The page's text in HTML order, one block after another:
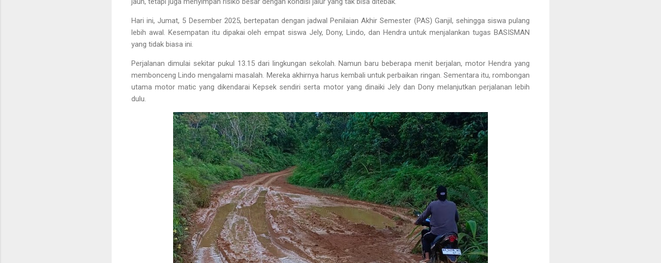
Hari ini, Jumat, 5 Desember 2025, bertepatan dengan jadwal Penilaian Akhir Semester (PAS) Ganjil, sehingga siswa pulang
lebih awal. Kesempatan itu dipakai oleh empat siswa Jely, Dony, Lindo, dan Hendrauntuk menjalankan tugas BASISMAN
yang tidak biasa ini.
Perjalanan dimulai sekitar pukul 13.15 dari lingkungan sekolah. Namun baru beberapa menit berjalan, motor Hendra yang
membonceng Lindo mengalami masalah. Mereka akhirnya harus kembali untuk perbaikan ringan. Sementara itu, rombongan
utama motor matic yang dikendarai Kepsek sendiri serta motor yang dinaiki Jely dan Dony melanjutkan perjalanan lebih
dulu.